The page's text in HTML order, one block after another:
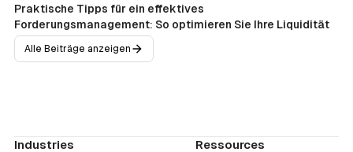
Praktische Tipps für ein effektives
Forderungsmanagement: So optimieren Sie Ihre Liquidität
Alle Beiträge anzeigen
Industries
Ressources